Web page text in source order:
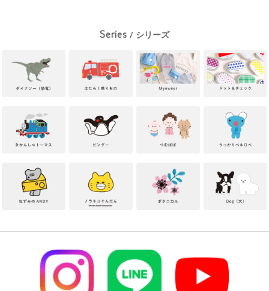
Series / シリーズ